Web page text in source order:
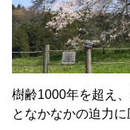
樹齢1000年を超え
となかなかの迫力に